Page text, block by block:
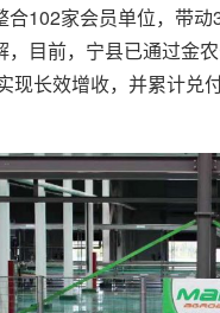
102家会员单位，带
，目前，宁县已通过金
现长效增收，并累计兑